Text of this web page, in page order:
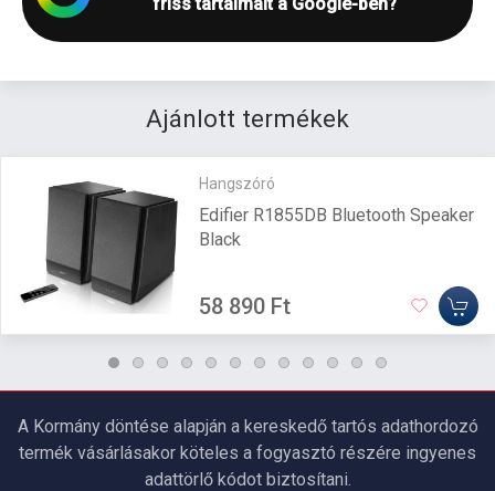
Ajánlott termékek
Hangszóró
Edifier R1855DB Bluetooth Speaker
Black
58 890 Ft
A Kormány döntése alapján a kereskedő tartós adathordozó
termék vásárlásakor köteles a fogyasztó részére ingyenes
adattörlő kódot biztosítani.